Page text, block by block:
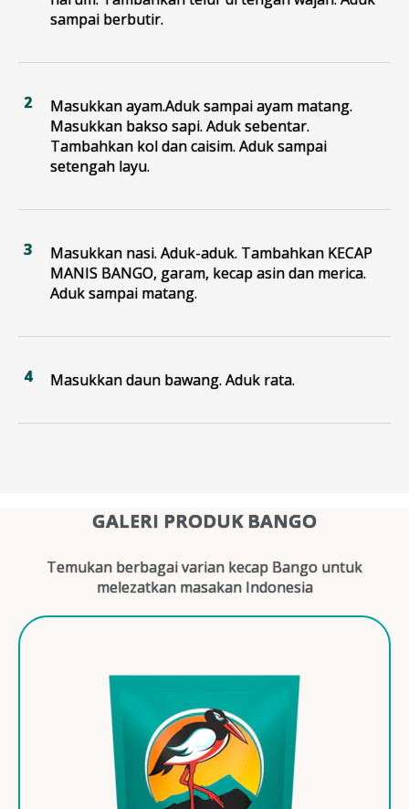
sampai berbutir.
Masukkan ayam.Aduk sampai ayam matang.
Masukkan bakso sapi. Aduk sebentar.
Tambahkan kol dan caisim. Aduk sampai
setengah layu.
Masukkan nasi. Aduk-aduk. Tambahkan KECAP
MANIS BANGO, garam, kecap asin dan merica.
Aduk sampai matang.
Masukkan daun bawang. Aduk rata.
GALERI PRODUK BANGO
Temukan berbagai varian kecap Bango untuk
melezatkan masakan Indonesia